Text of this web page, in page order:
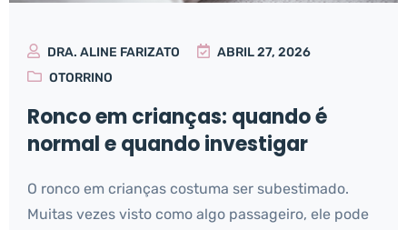
DRA. ALINE FARIZATO
ABRIL 27, 2026
OTORRINO
Ronco em crianças: quando é
normal e quando investigar
O ronco em crianças costuma ser subestimado.
Muitas vezes visto como algo passageiro, ele pode